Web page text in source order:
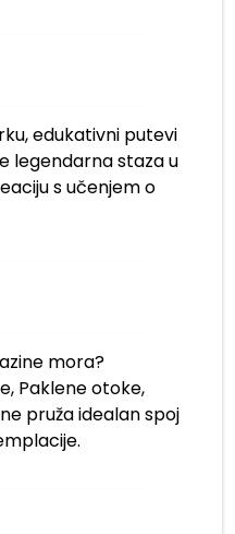
edukativni putevi
legendarna staza u
s učenjem o
mora?
Paklene otoke,
pruža idealan spoj